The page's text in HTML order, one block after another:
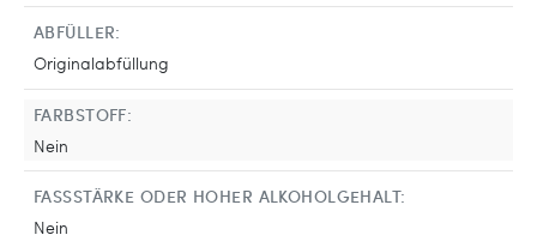
ABFÜLLER:
Originalabfüllung
FARBSTOFF:
Nein
FASSSTÄRKE ODER HOHER ALKOHOLGEHALT:
Nein